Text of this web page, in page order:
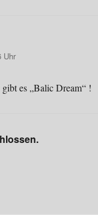
Uhr
es „Balic Dream“ !